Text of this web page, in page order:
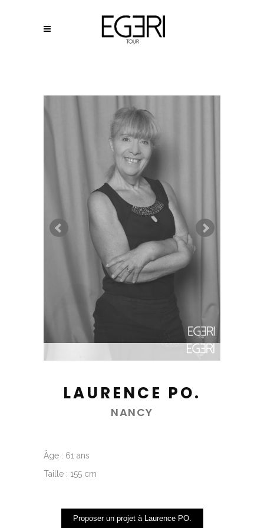
LAURENCE PO.
NANCY
Âge : 61 ans
Taille : 155 cm
Proposer un projet à Laurence PO.